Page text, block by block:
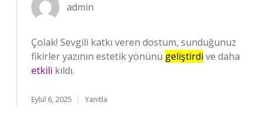
admin
Çolak! Sevgili katkı veren dostum, sunduğunuz
fikirler yazının estetik yönünü geliştirdi ve daha
etkili kıldı.
Eylül 6, 2025 Yanıtla